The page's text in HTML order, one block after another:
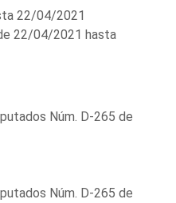
22/04/2021
22/04/2021 hasta
Núm. D-265 de
Núm. D-265 de